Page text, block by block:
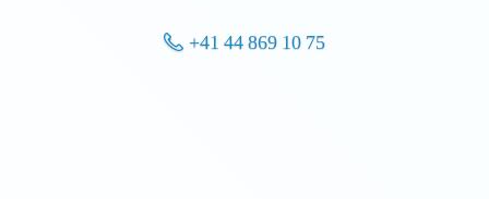
+41 44 869 10 75